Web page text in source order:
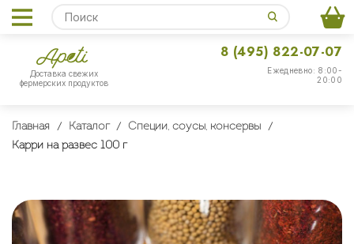
Доставка свежих
фермерских продуктов
Ежедневно: 8:00-
20:00
8 (495) 822-07-07
Главная Каталог
Специи, соусы, консервы
Карри на развес 100 г